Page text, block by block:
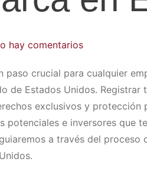
hay comentarios
crucial para cualquier
de Estados Unidos. Registrar
exclusivos y protección
potenciales e inversores que
a través del proceso